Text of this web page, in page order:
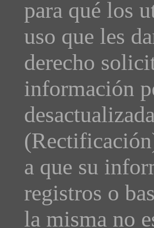
para qué los
uso que les
derecho
información
a que su
registros o
la misma no